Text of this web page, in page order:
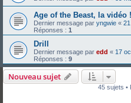
Age of the Beast, la vidéo !
Dernier message par yngwie «
Réponses : 1
Drill
Dernier message par edd « 17
Réponses : 9
Nouveau sujet
45 sujets •